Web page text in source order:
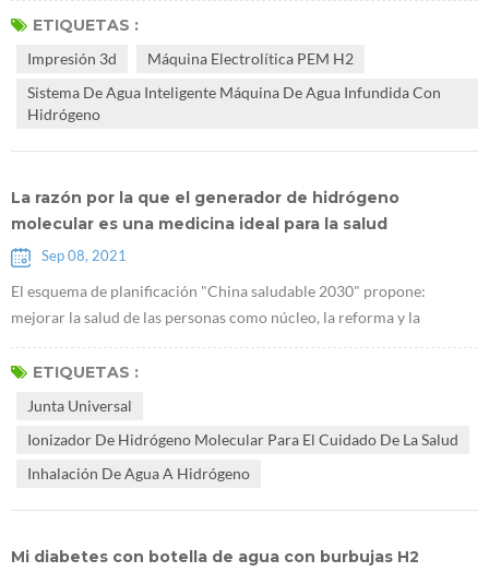
acumulación de glucógeno en el hígado. Utilizaron ratones db / db
que Generado...
ETIQUETAS :
Impresión 3d
Máquina Electrolítica PEM H2
Sistema De Agua Inteligente Máquina De Agua Infundida Con
Hidrógeno
La razón por la que el generador de hidrógeno
molecular es una medicina ideal para la salud
Sep 08, 2021
El esquema de planificación "China saludable 2030" propone:
mejorar la salud de las personas como núcleo, la reforma y la
innovación de los mecanismos institucionales como fuerza motriz, y
centrarse en popularizar la vida sana, optimizar los servicios de salud,
naci...
ETIQUETAS :
Junta Universal
Ionizador De Hidrógeno Molecular Para El Cuidado De La Salud
Inhalación De Agua A Hidrógeno
Mi diabetes con botella de agua con burbujas H2